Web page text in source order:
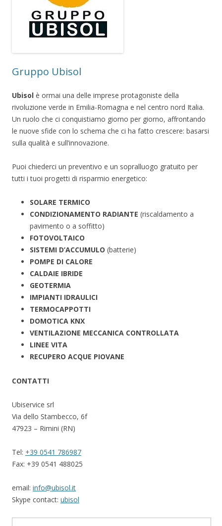
Gruppo Ubisol
Ubisol è ormai una delle imprese protagoniste della
rivoluzione verde in Emilia-Romagna e nel centro nord Italia.
Un ruolo che ci conquistiamo giorno per giorno, affrontando
le nuove sfide con lo schema che ci ha fatto crescere: basarsi
sulla qualità e sull’innovazione.
Puoi chiederci un preventivo e un sopralluogo gratuito per
tutti i tuoi progetti di risparmio energetico:
SOLARE TERMICO
CONDIZIONAMENTO RADIANTE (riscaldamento a
pavimento o a soffitto)
FOTOVOLTAICO
SISTEMI D’ACCUMULO (batterie)
POMPE DI CALORE
CALDAIE IBRIDE
GEOTERMIA
IMPIANTI IDRAULICI
TERMOCAPPOTTI
DOMOTICA KNX
VENTILAZIONE MECCANICA CONTROLLATA
LINEE VITA
RECUPERO ACQUE PIOVANE
CONTATTI
Ubiservice srl
Via dello Stambecco, 6f
47923 – Rimini (RN)
Tel: +39 0541 786987
Fax: +39 0541 488025
email: info@ubisol.it
Skype contact: ubisol